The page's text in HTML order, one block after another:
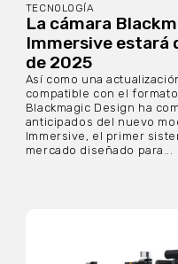
TECNOLOGÍA
La cámara
Immersive estará
de 2025
Así como una
compatible con el
Blackmagic Design ha
anticipados del nuevo
Immersive, el primer
mercado diseñado para...